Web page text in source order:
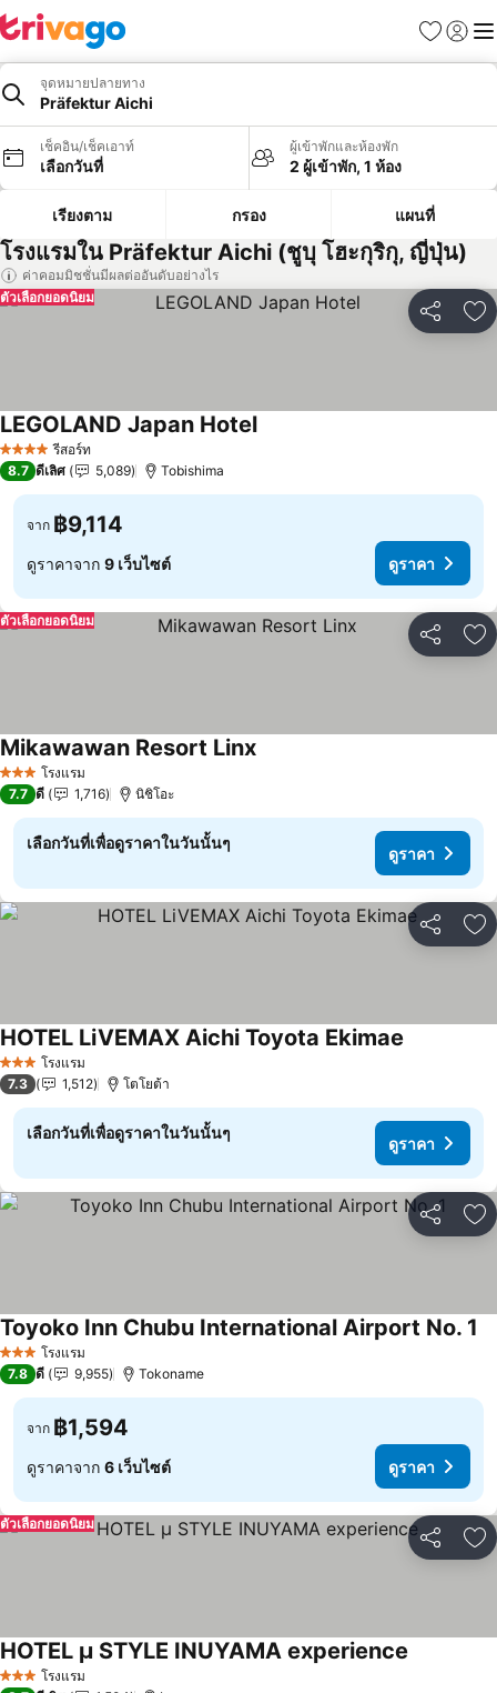
รายการโป
เข้าสู่ร
เมนู
จุดหมายปลายทาง
Präfektur Aichi
เช็คอิน/เช็คเอาท์
เลือกวันที่
ผู้เข้าพักและห้องพัก
2 ผู้เข้าพัก, 1 ห้อง
เรียงตาม กรอง แผนที่
โรงแรมใน Präfektur Aichi (ชูบุ โฮะกุริกุ, ญี่ปุ่น)
ค่าคอมมิชชั่นมีผลต่ออันดับอย่างไร
แชร์ เ
ตัวเลือกยอดนิยม
4 ดาว รีสอร์ท
LEGOLAND Japan Hotelดูราคา
8.7 ดีเลิศ 5,089 Tobishima
จาก ฿9,114
ดูราคาจาก 9 เว็บไซต์ ดูราคา
แชร์ เ
ตัวเลือกยอดนิยม
3 ดาว โรงแรม
Mikawawan Resort Linxดูราคา
7.7 ดี 1,716 นิชิโอะ
เลือกวันที่เพื่อดูราคาในวันนั้นๆ
ดูราคา
แชร์ เ
3 ดาว โรงแรม
HOTEL LiVEMAX Aichi Toyota Ekimae
7.3 1,512 โตโยต้า
เลือกวันที่เพื่อดูราคาในวันนั้นๆ
ดูราคา
แชร์ เ
3 ดาว โรงแรม
Toyoko Inn Chubu International Airport No. 1
7.8 ดี 9,955 Tokoname
จาก ฿1,594
ดูราคาจาก 6 เว็บไซต์ ดูราคา
แชร์ เ
ตัวเลือกยอดนิยม
3 ดาว โรงแรม
HOTEL μ STYLE INUYAMA experience